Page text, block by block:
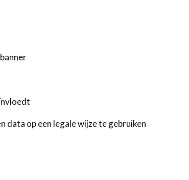
data op een legale wijze te gebruiken